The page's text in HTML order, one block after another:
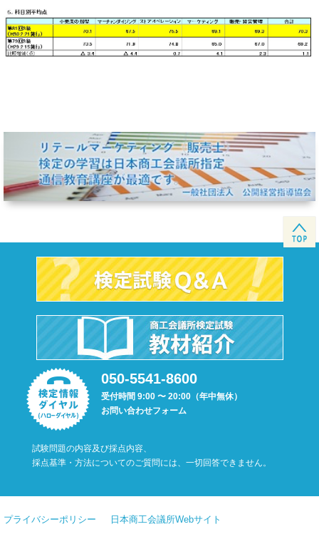
050-5541-8600
受付時間 9:00 〜 20:00（年中無休）
お問い合わせフォーム
試験問題の内容及び採点内容、
採点基準・方法についてのご質問には、一切回答できません。
プライバシーポリシー 日本商工会議所Webサイト